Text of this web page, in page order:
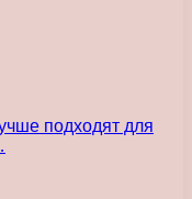
подходят для